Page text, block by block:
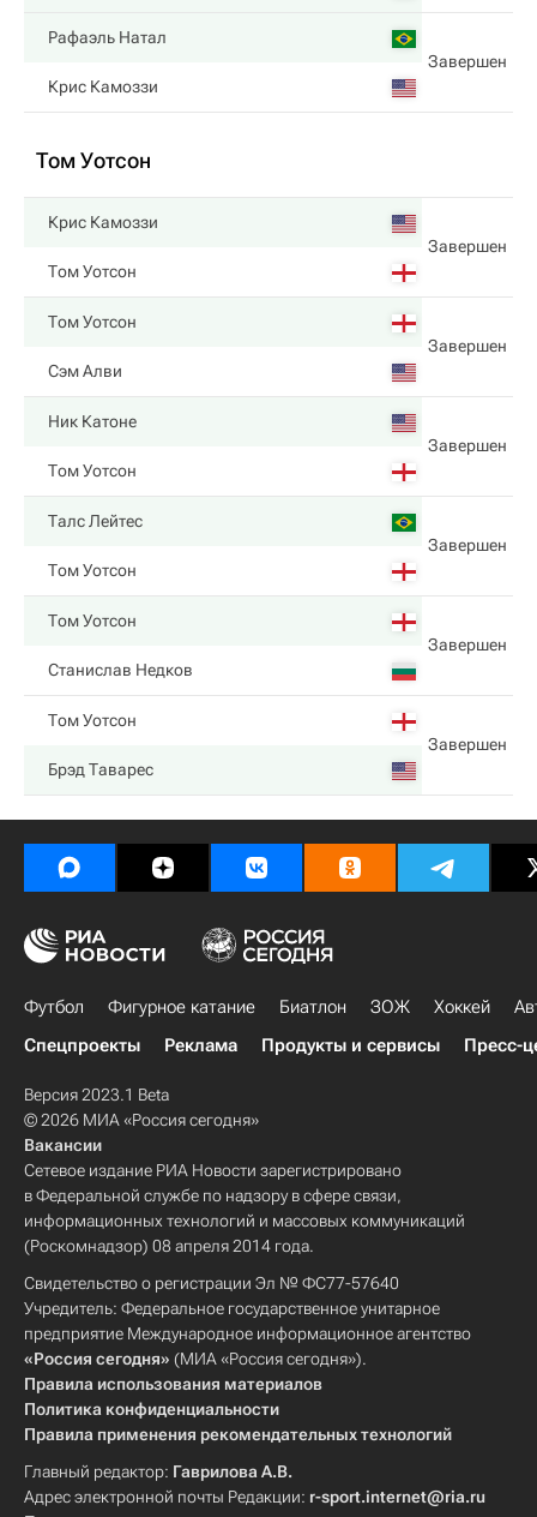
Рафаэль Натал
Завершен
Крис Камоззи
Том Уотсон
Крис Камоззи
Завершен
Том Уотсон
Том Уотсон
Завершен
Сэм Алви
Ник Катоне
Завершен
Том Уотсон
Талс Лейтес
Завершен
Том Уотсон
Том Уотсон
Завершен
Станислав Недков
Том Уотсон
Завершен
Брэд Таварес
Футбол Фигурное катание Биатлон ЗОЖ Хоккей
Спецпроекты
Реклама Продукты и сервисы Пресс-
Версия 2023.1 Beta
© 2026 МИА «Россия сегодня»
Вакансии
Сетевое издание РИА Новости зарегистрировано
в Федеральной службе по надзору в сфере связи,
информационных технологий и массовых коммуникаций
(Роскомнадзор) 08 апреля 2014 года.
Свидетельство о регистрации Эл № ФС77-57640
Учредитель: Федеральное государственное унитарное
предприятие Международное информационное агентство
«Россия сегодня» (МИА «Россия сегодня»).
Правила использования материалов
Политика конфиденциальности
Правила применения рекомендательных технологий
Главный редактор: Гаврилова А.В.
Адрес электронной почты Редакции: r-sport.internet@ria.ru